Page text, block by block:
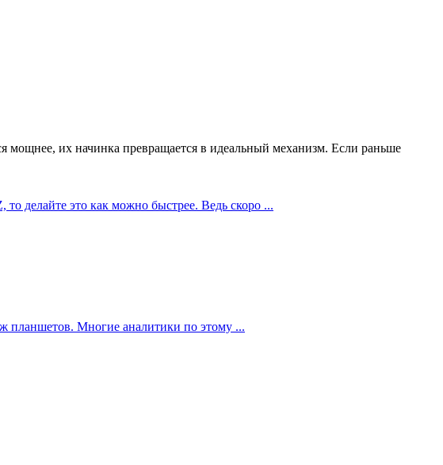
мощнее, их начинка превращается в идеальный механизм. Если раньше
делайте это как можно быстрее. Ведь скоро ...
планшетов. Многие аналитики по этому ...